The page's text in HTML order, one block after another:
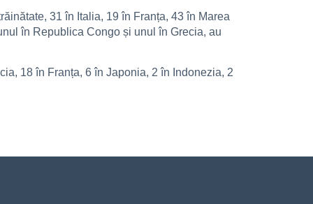
31 în Italia, 19 în Franța, 43 în Marea
în Republica Congo și unul în Grecia, au
18 în Franța, 6 în Japonia, 2 în Indonezia, 2